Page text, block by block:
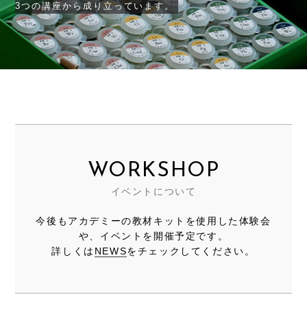
3つの講座から成り立っています。
WORKSHOP
イベントについて
今後もアカデミーの教材キットを使用した体験会
や、イベントを開催予定です。
詳しくは NEWSをチェックしてください。